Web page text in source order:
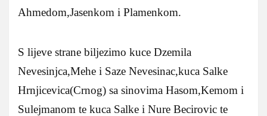
Ahmedom,Jasenkom i Plamenkom.
S lijeve strane biljezimo kuce Dzemila
Nevesinjca,Mehe i Saze Nevesinac,kuca Salke
Hrnjicevica(Crnog) sa sinovima Hasom,Kemom i
Sulejmanom te kuca Salke i Nure Becirovic te